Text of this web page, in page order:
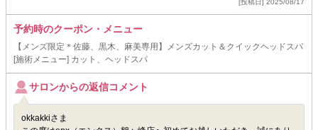
[投稿日] 2025/08/17
予約時のクーポン・メニュー
【メンズ限定＊佐藤、黒木、麻美専用】メンズカット＆クイックヘッドスパ
[施術メニュー] カット、ヘッドスパ
サロンからの返信コメント
okkakkiさま